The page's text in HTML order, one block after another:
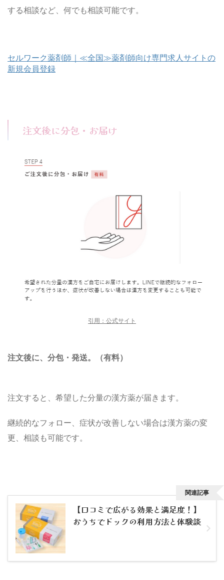
する相談など、何でも相談可能です。
セルワーク薬剤師｜≪全国≫薬剤師向け専門求人サイトの
新規会員登録
注文後に分包・お届け
引用：公式サイト
注文後に、分包・発送。（有料）
注文すると、希望した分量の漢方薬が届きます。
継続的なフォロー、症状が改善しない場合は漢方薬の変
更、相談も可能です。
【口コミで広がる効果と満足度！】
おうちでドックの利用方法と体験談
関連記事